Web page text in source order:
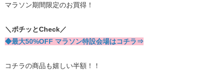
マラソン期間限定のお買得！
＼ポチッとCheck／
◆最大50%OFF マラソン特設会場はコチラ⇒
コチラの商品も嬉しい半額！！